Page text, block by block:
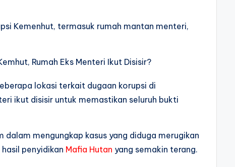
Kemenhut, termasuk rumah mantan menteri,
lokasi terkait dugaan korupsi di
ikut disisir untuk memastikan seluruh bukti
dalam mengungkap kasus yang diduga merugikan
penyidikan Mafia Hutan yang semakin terang.